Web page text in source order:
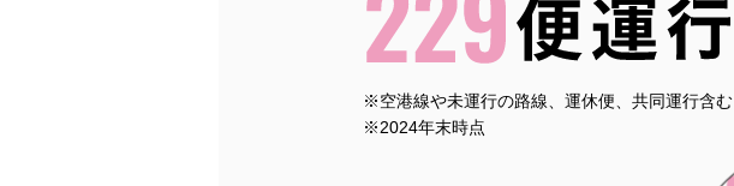
※空港線や未運行の路線、運休便、共同運行含む
※2024年末時点